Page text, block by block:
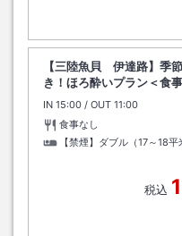
【三陸魚貝 伊達路】季
き！ほろ酔いプラン＜食
IN チェックイン
15:00 / OUT チェックアウト
11:00
食事なし
【禁煙】ダブル（17～18平
税込